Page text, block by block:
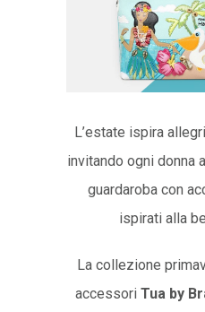
L’estate ispira
invitando ogni donna
guardaroba con
ispirati alla
La collezione
accessori Tua by